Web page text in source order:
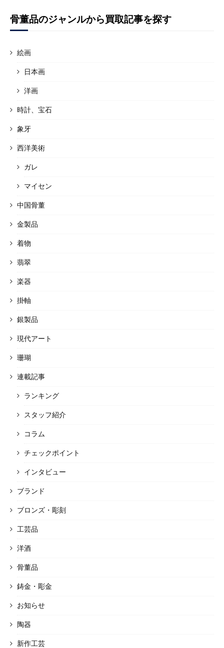
骨董品のジャンルから買取記事を探す
絵画
日本画
洋画
時計、宝石
象牙
西洋美術
ガレ
マイセン
中国骨董
金製品
着物
翡翠
楽器
掛軸
銀製品
現代アート
珊瑚
連載記事
ランキング
スタッフ紹介
コラム
チェックポイント
インタビュー
ブランド
ブロンズ・彫刻
工芸品
洋酒
骨董品
鋳金・彫金
お知らせ
陶器
新作工芸